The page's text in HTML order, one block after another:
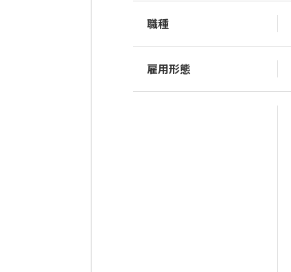
職種
雇用形態